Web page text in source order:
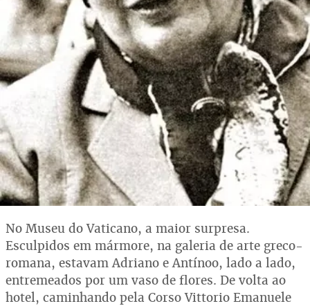
No Museu do Vaticano, a maior surpresa.
Esculpidos em mármore, na galeria de arte greco-
romana, estavam Adriano e Antínoo, lado a lado,
entremeados por um vaso de flores. De volta ao
hotel, caminhando pela Corso Vittorio Emanuele